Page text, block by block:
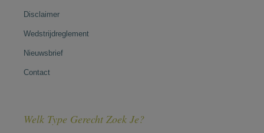
Disclaimer
Wedstrijdreglement
Nieuwsbrief
Contact
Welk Type Gerecht Zoek Je?